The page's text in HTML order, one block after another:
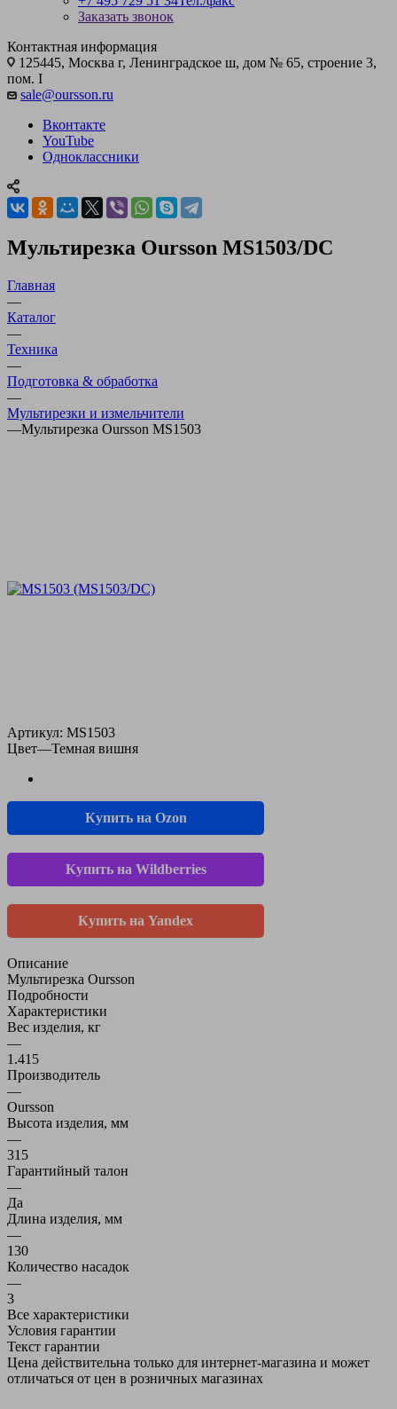
Заказать звонок
Контактная информация
125445, Москва г, Ленинградское ш, дом № 65, строение 3,
пом. I
sale@oursson.ru
Вконтакте
YouTube
Одноклассники
Мультирезка Oursson MS1503/DC
Главная
—
Каталог
—
Техника
—
Подготовка & обработка
—
Мультирезки и измельчители
—Мультирезка Oursson MS1503
Артикул: MS1503
Цвет—Темная вишня
Купить на Ozon
Купить на Wildberries
Купить на Yandex
Описание
Мультирезка Oursson
Подробности
Характеристики
Вес изделия, кг
—
1.415
Производитель
—
Oursson
Высота изделия, мм
—
315
Гарантийный талон
—
Да
Длина изделия, мм
—
130
Количество насадок
—
3
Все характеристики
Условия гарантии
Текст гарантии
Цена действительна только для интернет-магазина и может
отличаться от цен в розничных магазинах